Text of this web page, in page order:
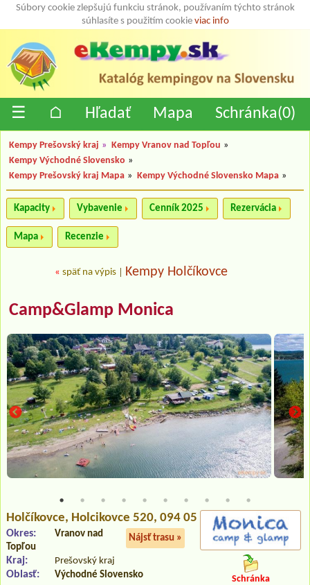
Súbory cookie zlepšujú funkciu stránok, používaním týchto stránok
súhlasíte s použitím cookie viac info
☰ ⌂ Hľadať Mapa Schránka(0)
Kempy Prešovský kraj » Kempy Vranov nad Topľou »
Kempy Východné Slovensko »
Kempy Prešovský kraj Mapa » Kempy Východné Slovensko Mapa »
Kapacity Vybavenie Cenník 2025 Rezervácia
Mapa Recenzie
« späť na výpis Kempy Holčíkovce
Camp&Glamp Monica
Holčíkovce, Holcikovce 520, 094 05
Nájsť trasu »
Okres:
Vranov nad
Topľou
Kraj: Prešovský kraj
Oblasť: Východné Slovensko Schránka